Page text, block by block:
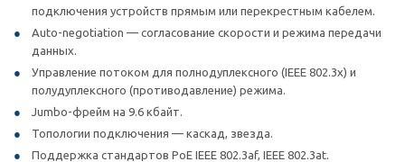
подключения устройств прямым или перекрестным кабелем.
Auto-negotiation — согласование скорости и режима передачи
данных.
Управление потоком для полнодуплексного (IEEE 802.3x) и
полудуплексного (противодавление) режима.
Jumbo-фрейм на 9.6 кбайт.
Топологии подключения — каскад, звезда.
Поддержка стандартов РоЕ IEEE 802.3af, IEEE 802.3at.